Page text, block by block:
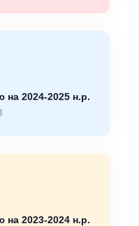
на 2024-2025 н.р.
на 2023-2024 н.р.